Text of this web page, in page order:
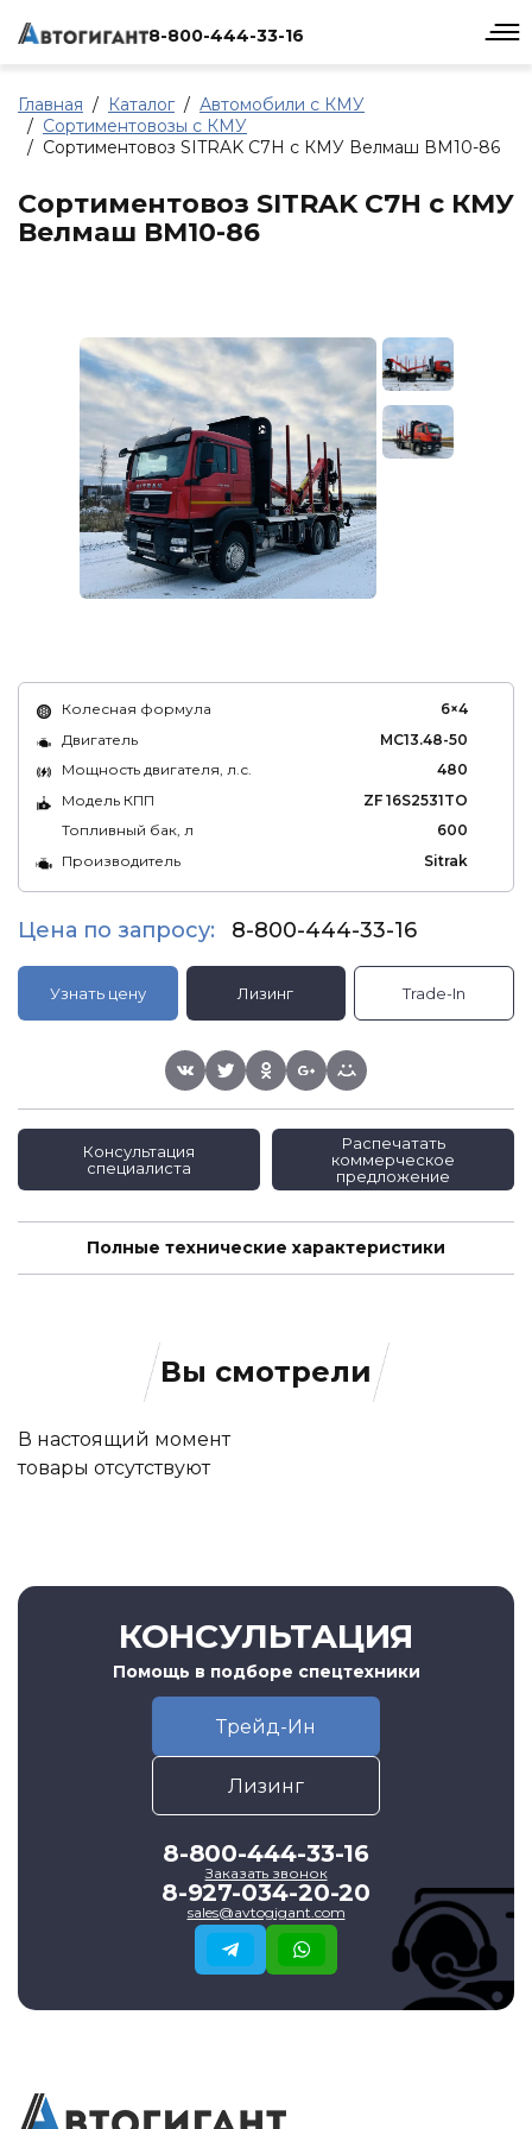
8-800-444-33-16
Главная Каталог
Автомобили с КМУ
Сортиментовозы с КМУ
Сортиментовоз SITRAK C7H с КМУ Велмаш ВМ10-86
Сортиментовоз SITRAK C7H с КМУ
Велмаш ВМ10-86
Колесная формула
6×4
Двигатель
MC13.48-50
Мощность двигателя, л.с.
480
Модель КПП
ZF 16S2531TO
Топливный бак, л
600
Производитель
Sitrak
Цена по запросу: 8-800-444-33-16
Узнать цену Лизинг Trade-In
Консультация
специалиста
Распечатать
коммерческое
предложение
Полные технические характеристики
Вы смотрели
В настоящий момент
товары отсутствуют
КОНСУЛЬТАЦИЯ
Помощь в подборе спецтехники
Трейд-Ин
Лизинг
8-800-444-33-16
Заказать звонок
8-927-034-20-20
sales@avtogigant.com